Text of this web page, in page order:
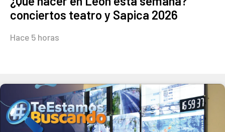
conciertos teatro y Sapica 2026
Hace 5 horas